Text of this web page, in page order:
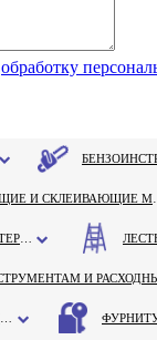
обработку